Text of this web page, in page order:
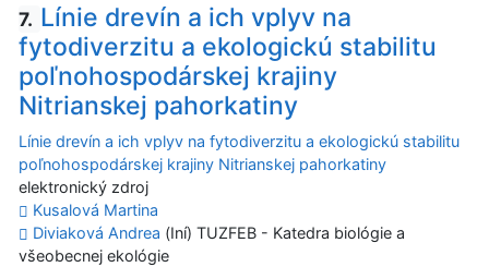
7. Línie drevín a ich vplyv na
fytodiverzitu a ekologickú stabilitu
poľnohospodárskej krajiny
Nitrianskej pahorkatiny
Línie drevín a ich vplyv na fytodiverzitu a ekologickú stabilitu
poľnohospodárskej krajiny Nitrianskej pahorkatiny
elektronický zdroj
Kusalová Martina
Diviaková Andrea (Iní) TUZFEB - Katedra biológie a
všeobecnej ekológie